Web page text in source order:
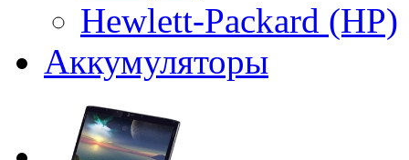
Hewlett-Packard (HP)
Аккумуляторы